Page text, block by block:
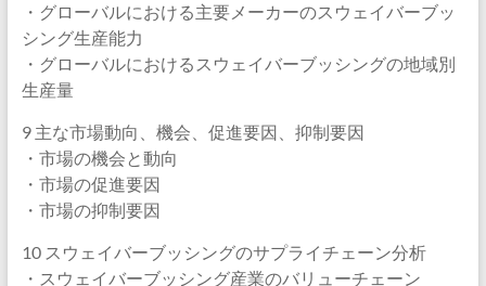
・グローバルにおける主要メーカーのスウェイバーブッ
シング生産能力
・グローバルにおけるスウェイバーブッシングの地域別
生産量
9 主な市場動向、機会、促進要因、抑制要因
・市場の機会と動向
・市場の促進要因
・市場の抑制要因
10 スウェイバーブッシングのサプライチェーン分析
・スウェイバーブッシング産業のバリューチェーン